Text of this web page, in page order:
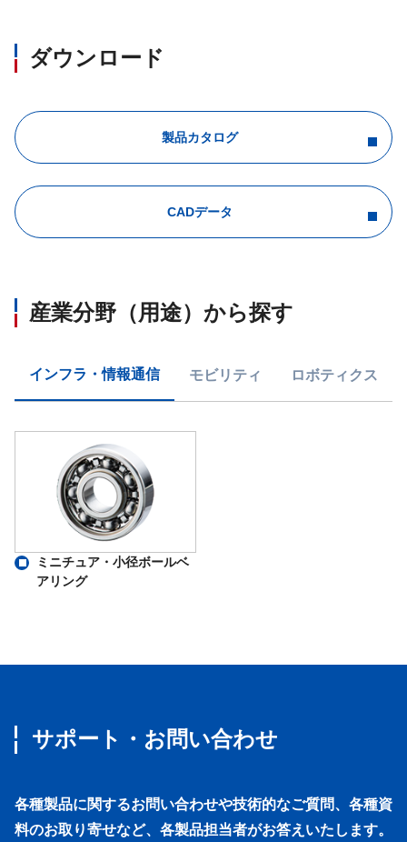
ダウンロード
製品カタログ
CADデータ
産業分野（用途）から探す
インフラ・情報通信 モビリティ ロボティクス
ミニチュア・小径ボールベ
アリング
サポート・お問い合わせ
各種製品に関するお問い合わせや技術的なご質問、各種資
料のお取り寄せなど、各製品担当者がお答えいたします。